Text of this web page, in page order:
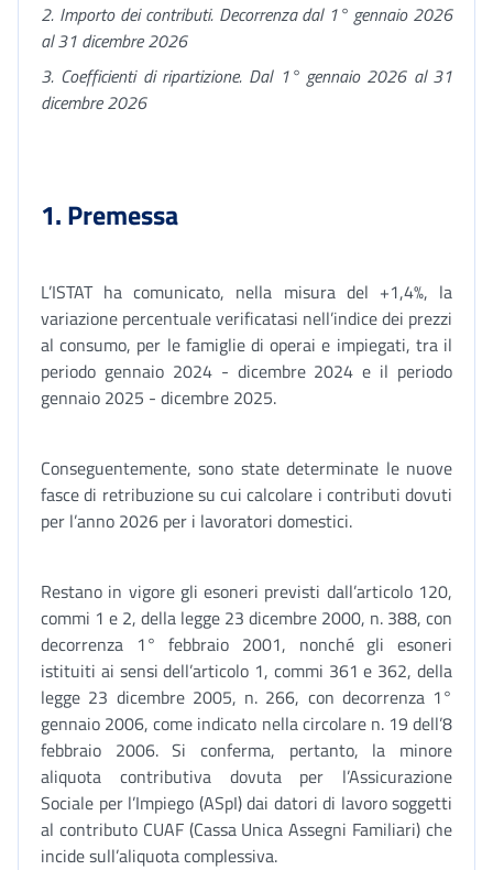
2. Importo dei contributi. Decorrenza dal 1° gennaio 2026
al 31 dicembre 2026
3. Coefficienti di ripartizione. Dal 1° gennaio 2026 al 31
dicembre 2026
1. Premessa
L’ISTAT ha comunicato, nella misura del +1,4%, la
variazione percentuale verificatasi nell’indice dei prezzi
al consumo, per le famiglie di operai e impiegati, tra il
periodo gennaio 2024 - dicembre 2024 e il periodo
gennaio 2025 - dicembre 2025.
Conseguentemente, sono state determinate le nuove
fasce di retribuzione su cui calcolare i contributi dovuti
per l’anno 2026 per i lavoratori domestici.
Restano in vigore gli esoneri previsti dall’articolo 120,
commi 1 e 2, della legge 23 dicembre 2000, n. 388, con
decorrenza 1° febbraio 2001, nonché gli esoneri
istituiti ai sensi dell’articolo 1, commi 361 e 362, della
legge 23 dicembre 2005, n. 266, con decorrenza 1°
gennaio 2006, come indicato nella circolare n. 19 dell’8
febbraio 2006. Si conferma, pertanto, la minore
aliquota contributiva dovuta per l’Assicurazione
Sociale per l’Impiego (ASpI) dai datori di lavoro soggetti
al contributo CUAF (Cassa Unica Assegni Familiari) che
incide sull’aliquota complessiva.